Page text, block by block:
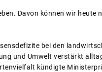
Davon können wir heute
bei den
und Umwelt verstärkt
kündigte